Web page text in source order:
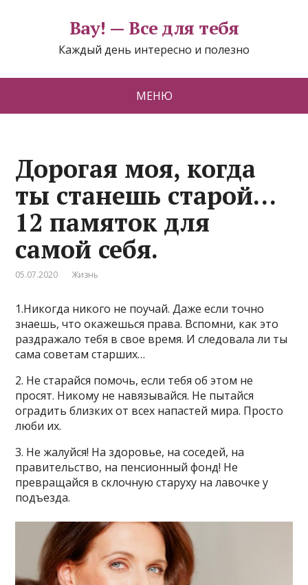
Вау! — Все для тебя
Каждый день интересно и полезно
МЕНЮ
Дорогая моя, когда
ты станешь старой…
12 памяток для
самой себя.
05.07.2020 Жизнь
1.Никогда никого не поучай. Даже если точно
знаешь, что окажешься права. Вспомни, как это
раздражало тебя в свое время. И следовала ли ты
сама советам старших…
2. Не старайся помочь, если тебя об этом не
просят. Никому не навязывайся. Не пытайся
оградить близких от всех напастей мира. Просто
люби их.
3. Не жалуйся! На здоровье, на соседей, на
правительство, на пенсионный фонд! Не
превращайся в склочную старуху на лавочке у
подъезда.